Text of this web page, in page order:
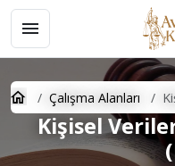
Çalışma Alanları
Kişisel